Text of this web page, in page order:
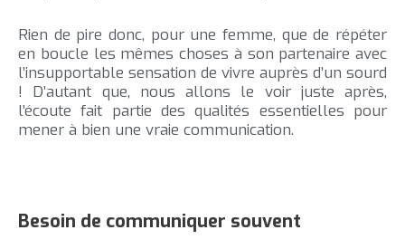
Rien de pire donc, pour une femme, que de répéter
en boucle les mêmes choses à son partenaire avec
l’insupportable sensation de vivre auprès d’un sourd
! D’autant que, nous allons le voir juste après,
l’écoute fait partie des qualités essentielles pour
mener à bien une vraie communication.
Besoin de communiquer souvent